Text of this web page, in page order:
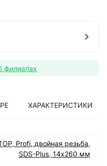
филиалах
ХАРАКТЕРИСТИКИ
Profi, двойная резьба,
SDS-Plus, 14х260 мм